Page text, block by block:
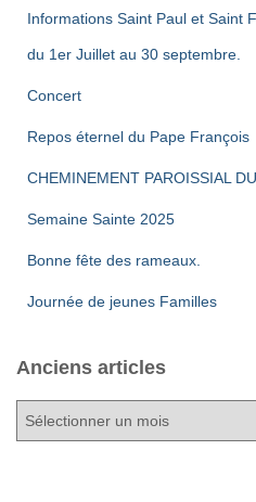
Informations Saint Paul et Saint
du 1er Juillet au 30 septembre.
Concert
Repos éternel du Pape François
CHEMINEMENT PAROISSIAL
Semaine Sainte 2025
Bonne fête des rameaux.
Journée de jeunes Familles
Anciens articles